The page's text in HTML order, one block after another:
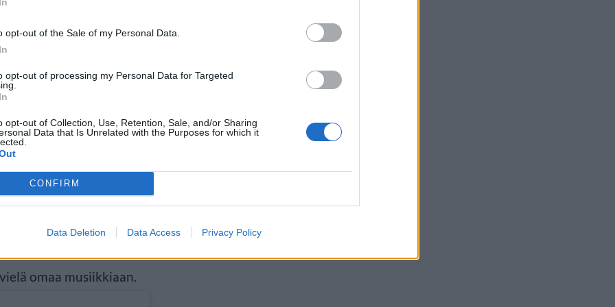
opt-out of the Sale of my Personal Data.
opt-out of processing my Personal Data for Targeted
opt-out of Collection, Use, Retention, Sale, and/or Sharing
Data that Is Unrelated with the Purposes for which it
CONFIRM
Data Deletion Data Access Privacy Policy
kantavan nimeä Talk
kuun lopulla 30.
myös live-
vaihteessa tähti veti
klubilla, jossa
omaa musiikkiaan.